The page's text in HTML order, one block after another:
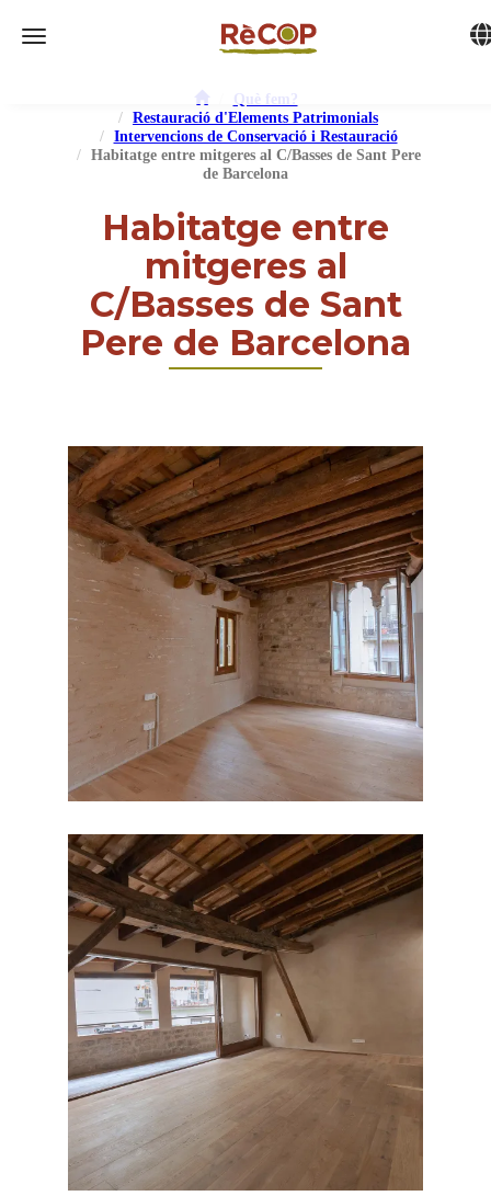
Toggle navigation
Què fem?
Restauració d'Elements Patrimonials
Intervencions de Conservació i Restauració
Habitatge entre mitgeres al C/Basses de Sant Pere
de Barcelona
Habitatge entre
mitgeres al
C/Basses de Sant
Pere de Barcelona